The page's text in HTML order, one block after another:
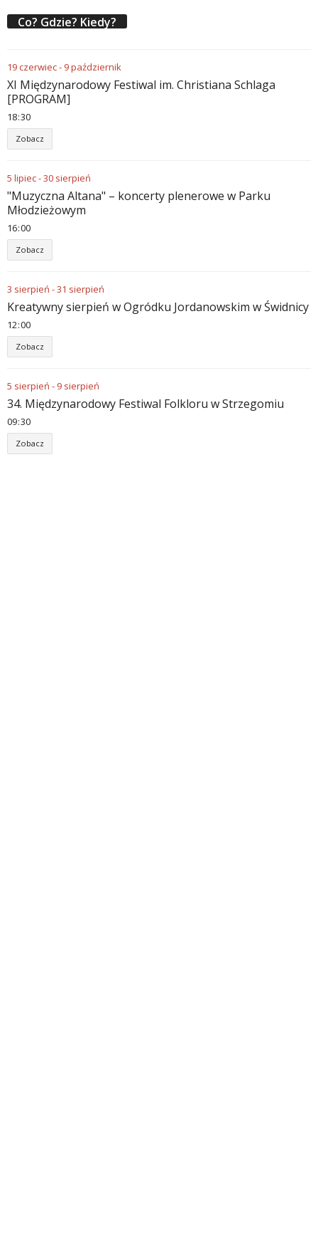
Co? Gdzie? Kiedy?
19czerwiec- 9październik
XI Międzynarodowy Festiwal im. Christiana Schlaga
[PROGRAM]
18:30
Zobacz
5 lipiec-30 sierpień
"Muzyczna Altana" – koncerty plenerowe w Parku
Młodzieżowym
16:00
Zobacz
3 sierpień -31 sierpień
Kreatywny sierpień w Ogródku Jordanowskim w Świdnicy
12:00
Zobacz
5 sierpień - 9 sierpień
34. Międzynarodowy Festiwal Folkloru w Strzegomiu
09:30
Zobacz